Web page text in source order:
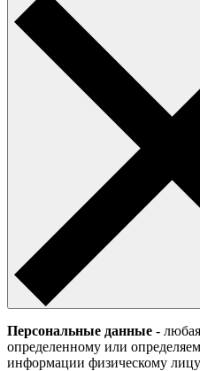
Персональные данные -
определенному или
информации физическому